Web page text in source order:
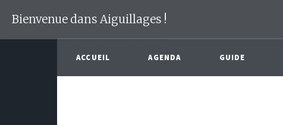
Bienvenue dans Aiguillages !
ACCUEIL AGENDA GUIDE